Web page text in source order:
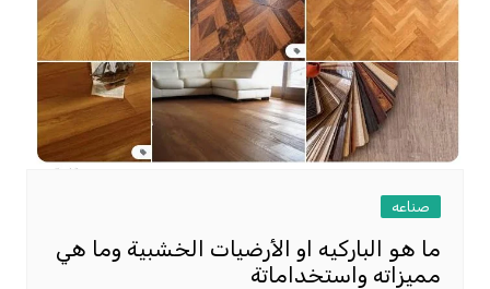
صناعه
ما هو الباركيه او الأرضيات الخشبية وما هي
مميزاته واستخداماتة